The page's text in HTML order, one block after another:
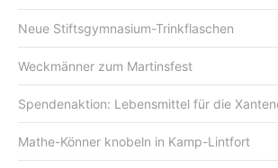
Neue Stiftsgymnasium-Trinkflaschen
Weckmänner zum Martinsfest
Spendenaktion: Lebensmittel für die
Mathe-Könner knobeln in Kamp-Lintfort